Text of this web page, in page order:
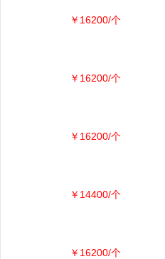
￥16200/个
￥16200/个
￥16200/个
￥14400/个
￥16200/个